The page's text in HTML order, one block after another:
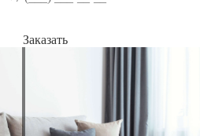
Заказать